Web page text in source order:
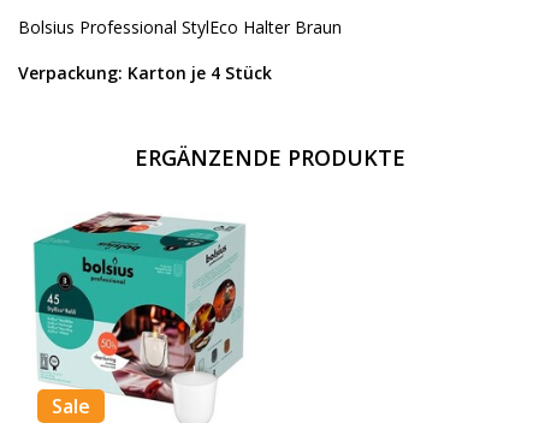
Bolsius Professional StylEco Halter Braun
Verpackung: Karton je 4 Stück
ERGÄNZENDE PRODUKTE
Sale